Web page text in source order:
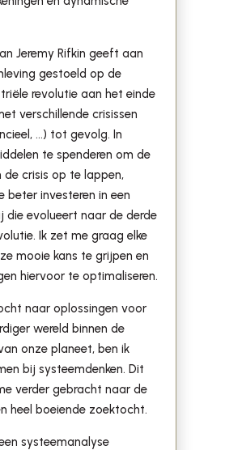
Jeremy Rifkin geeft aan
gestoeld op de
revolutie aan het einde
verschillende crisissen
…) tot gevolg. In
te spenderen om de
de crisis op te lappen,
beter investeren in een
die evolueert naar de derde
Ik zet me graag elke
mooie kans te grijpen en
hiervoor te optimaliseren.
naar oplossingen voor
wereld binnen de
onze planeet, ben ik
bij systeemdenken. Dit
verder gebracht naar de
heel boeiende zoektocht.
systeemanalyse